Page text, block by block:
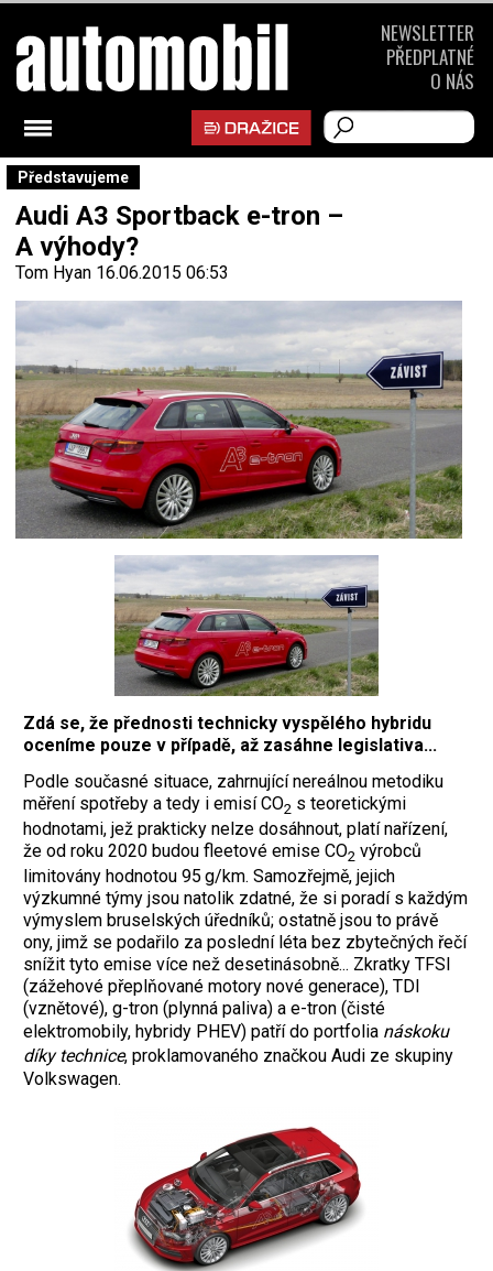
Představujeme
Audi A3 Sportback e-tron –
A výhody?
Tom Hyan 16.06.2015 06:53
Zdá se, že přednosti technicky vyspělého hybridu
oceníme pouze v případě, až zasáhne legislativa...
Podle současné situace, zahrnující nereálnou metodiku
měření spotřeby a tedy i emisí CO2 s teoretickými
hodnotami, jež prakticky nelze dosáhnout, platí nařízení,
že od roku 2020 budou fleetové emise CO2 výrobců
limitovány hodnotou 95 g/km. Samozřejmě, jejich
výzkumné týmy jsou natolik zdatné, že si poradí s každým
výmyslem bruselských úředníků; ostatně jsou to právě
ony, jimž se podařilo za poslední léta bez zbytečných řečí
snížit tyto emise více než desetinásobně... Zkratky TFSI
(zážehové přeplňované motory nové generace), TDI
(vznětové), g-tron (plynná paliva) a e-tron (čisté
elektromobily, hybridy PHEV) patří do portfolia náskoku
díky technice, proklamovaného značkou Audi ze skupiny
Volkswagen.
NEWSLETTER
PŘEDPLATNÉ
O NÁS